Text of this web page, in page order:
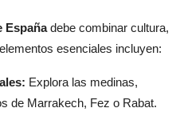
Españadebe combinar cultura,
esenciales incluyen:
Explora las medinas,
de Marrakech, Fez o Rabat.